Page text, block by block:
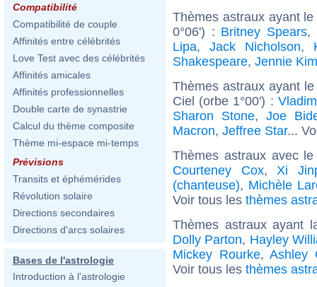
Compatibilité
Compatibilité de couple
Affinités entre célébrités
Love Test avec des célébrités
Affinités amicales
Affinités professionnelles
Double carte de synastrie
Calcul du thème composite
Thème mi-espace mi-temps
Prévisions
Transits et éphémérides
Révolution solaire
Directions secondaires
Directions d'arcs solaires
Bases de l'astrologie
Introduction à l'astrologie
Thèmes astraux ayant
0°06') : Britney Spears,
Lipa,Jack Nicholson,
Shakespeare, Jennie Kim
Thèmes astraux ayant
Ciel (orbe 1°00') :
Sharon Stone, Joe
Macron, Jeffree Star...
Thèmes astraux avec
Courteney Cox, Xi
(chanteuse), Michèle
Voir tous les thèmes
Thèmes astraux ayant
Dolly Parton, Hayley
Mickey Rourke,Ashley
Voir tous les thèmes